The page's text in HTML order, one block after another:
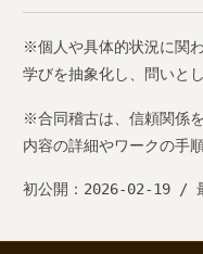
※個人や具体的状況に関
学びを抽象化し、問いと
※合同稽古は、信頼関係
内容の詳細やワークの手
初公開：2026-02-19 /